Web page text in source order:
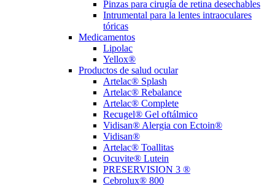
Pinzas para cirugía de retina desechables
Intrumental para la lentes intraoculares
tóricas
Medicamentos
Lipolac
Yellox®
Productos de salud ocular
Artelac® Splash
Artelac® Rebalance
Artelac® Complete
Recugel® Gel oftálmico
Vidisan® Alergia con Ectoin®
Vidisan®
Artelac® Toallitas
Ocuvite® Lutein
PRESERVISION 3 ®
Cebrolux® 800